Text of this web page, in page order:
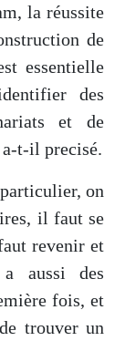
la réussite
de
essentielle
des
et de
a-t-il precisé.
on
, il faut se
revenir et
a aussi des
fois, et
trouver un